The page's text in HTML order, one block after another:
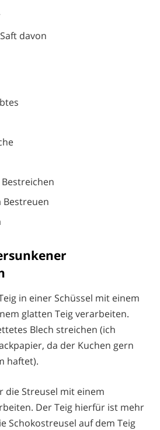
davon
Bestreuen
in einer Schüssel mit einem
glatten Teig verarbeiten.
Blech streichen (ich
da der Kuchen gern
haftet).
die Streusel mit einem
Der Teig hierfür ist mehr
Schokostreusel auf dem Teig